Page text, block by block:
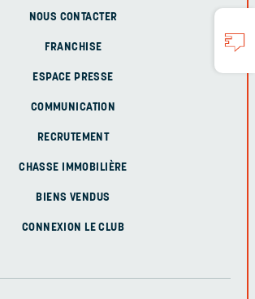
NOUS CONTACTER
FRANCHISE
ESPACE PRESSE
COMMUNICATION
RECRUTEMENT
CHASSE IMMOBILIÈRE
BIENS VENDUS
CONNEXION LE CLUB